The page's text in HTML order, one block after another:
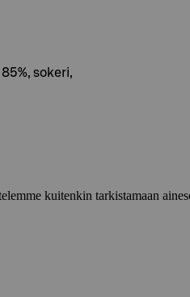
sokeri,
kuitenkin tarkistamaan